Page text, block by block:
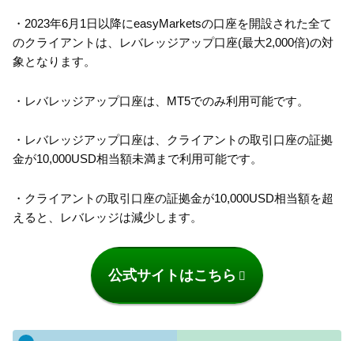
・2023年6月1日以降にeasyMarketsの口座を開設された全て
のクライアントは、レバレッジアップ口座(最大2,000倍)の対
象となります。
・レバレッジアップ口座は、MT5でのみ利用可能です。
・レバレッジアップ口座は、クライアントの取引口座の証拠
金が10,000USD相当額未満まで利用可能です。
・クライアントの取引口座の証拠金が10,000USD相当額を超
えると、レバレッジは減少します。
公式サイトはこちら